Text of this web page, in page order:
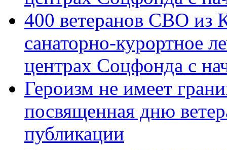
400 ветеранов СВО из
санаторно-курортное
центрах Соцфонда с
Героизм не имеет
посвященная дню
публикации